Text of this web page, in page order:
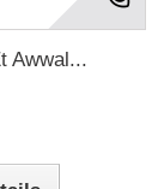
Awwal...